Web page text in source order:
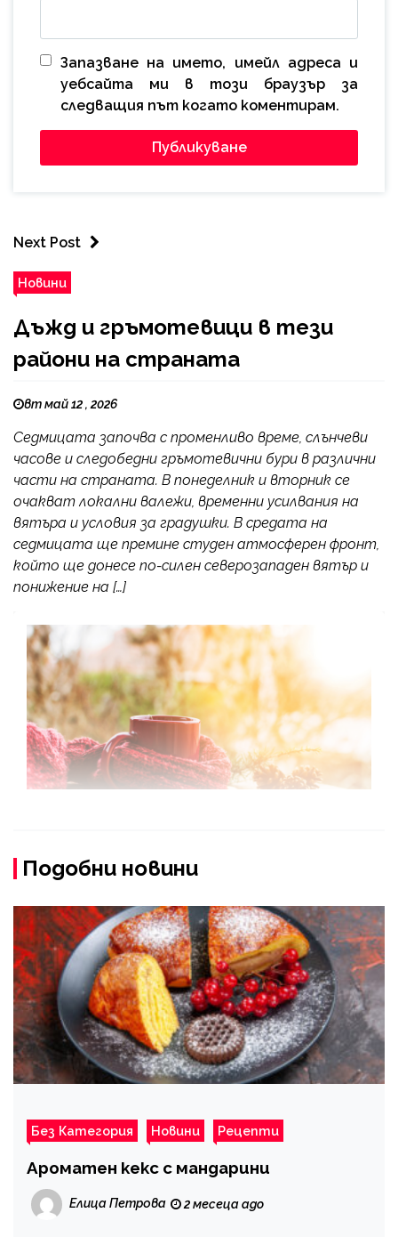
Запазване на името, имейл адреса и
уебсайта ми в този браузър за
следващия път когато коментирам.
Next Post
Новини
Дъжд и гръмотевици в тези
райони на страната
вт май 12 , 2026
Седмицата започва с променливо време, слънчеви
часове и следобедни гръмотевични бури в различни
части на страната. В понеделник и вторник се
очакват локални валежи, временни усилвания на
вятъра и условия за градушки. В средата на
седмицата ще премине студен атмосферен фронт,
който ще донесе по-силен северозападен вятър и
понижение на […]
Подобни новини
Без Категория Новини Рецепти
Ароматен кекс с мандарини
Елица Петрова 2 месеца ago